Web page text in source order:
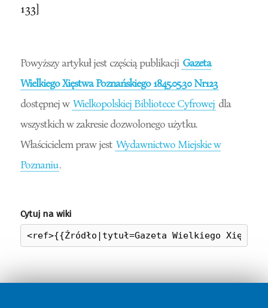
133]
Powyższy artykuł jest częścią publikacji Gazeta
Wielkiego Xięstwa Poznańskiego 1845.05.30 Nr123
dostępnej w Wielkopolskiej Bibliotece Cyfrowej dla
wszystkich w zakresie dozwolonego użytku.
Właścicielem praw jest Wydawnictwo Miejskie w
Poznaniu.
Cytuj na wiki